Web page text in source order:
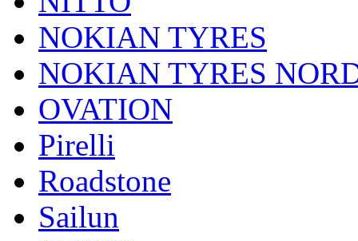
NOKIAN TYRES
NOKIAN TYRES
OVATION
Pirelli
Roadstone
Sailun